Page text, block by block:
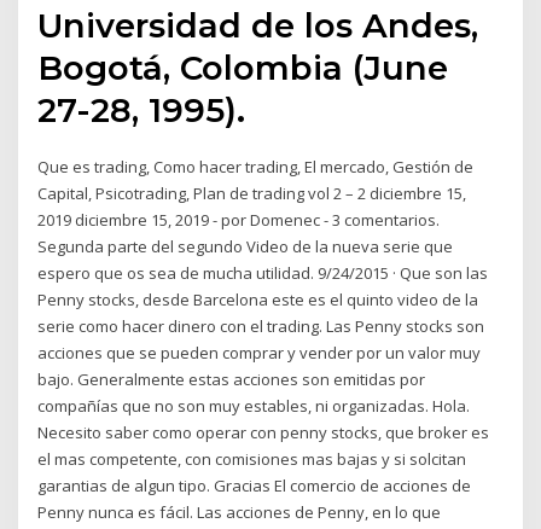
Universidad de los Andes,
Bogotá, Colombia (June
27-28, 1995).
Que es trading, Como hacer trading, El mercado, Gestión de
Capital, Psicotrading, Plan de trading vol 2 – 2 diciembre 15,
2019 diciembre 15, 2019 - por Domenec - 3 comentarios.
Segunda parte del segundo Video de la nueva serie que
espero que os sea de mucha utilidad. 9/24/2015 · Que son las
Penny stocks, desde Barcelona este es el quinto video de la
serie como hacer dinero con el trading. Las Penny stocks son
acciones que se pueden comprar y vender por un valor muy
bajo. Generalmente estas acciones son emitidas por
compañías que no son muy estables, ni organizadas. Hola.
Necesito saber como operar con penny stocks, que broker es
el mas competente, con comisiones mas bajas y si solcitan
garantias de algun tipo. Gracias El comercio de acciones de
Penny nunca es fácil. Las acciones de Penny, en lo que